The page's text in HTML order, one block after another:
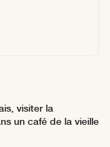
visiter la
un café de la vieille